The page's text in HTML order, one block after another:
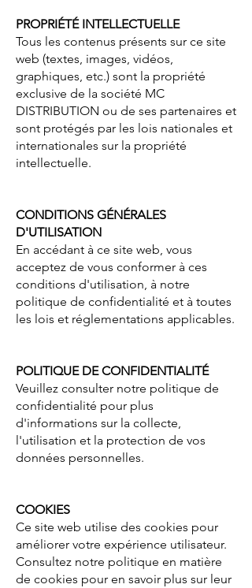
PROPRIÉTÉ INTELLECTUELLE
Tous les contenus présents sur ce site
web (textes, images, vidéos,
graphiques, etc.) sont la propriété
exclusive de la société MC
DISTRIBUTION ou de ses partenaires et
sont protégés par les lois nationales et
internationales sur la propriété
intellectuelle.
CONDITIONS GÉNÉRALES
D'UTILISATION
En accédant à ce site web, vous
acceptez de vous conformer à ces
conditions d'utilisation, à notre
politique de confidentialité et à toutes
les lois et réglementations applicables.
POLITIQUE DE CONFIDENTIALITÉ
Veuillez consulter notre politique de
confidentialité pour plus
d'informations sur la collecte,
l'utilisation et la protection de vos
données personnelles.
COOKIES
Ce site web utilise des cookies pour
améliorer votre expérience utilisateur.
Consultez notre politique en matière
de cookies pour en savoir plus sur leur